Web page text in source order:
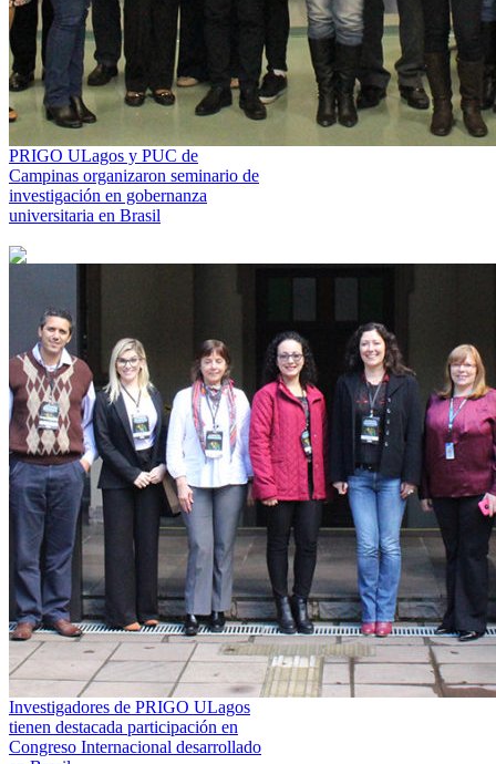
PRIGO ULagos y PUC de
Campinas organizaron seminario de
investigación en gobernanza
universitaria en Brasil
Investigadores de PRIGO ULagos
tienen destacada participación en
Congreso Internacional desarrollado